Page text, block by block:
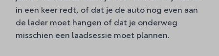
in een keer redt, of dat je de auto nog even aan
de lader moet hangen of dat je onderweg
misschien een laadsessie moet plannen.